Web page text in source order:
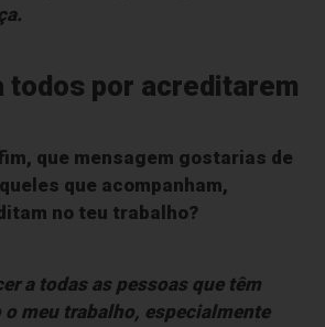
todos por acreditarem
que mensagem gostarias de
que acompanham,
no teu trabalho?
a todas as pessoas que têm
o meu trabalho, especialmente